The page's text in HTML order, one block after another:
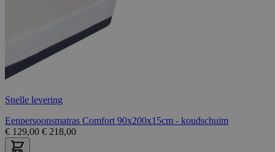
Snelle levering
Eenpersoonsmatras Comfort 90x200x15cm - koudschuim
€ 129,00 € 218,00